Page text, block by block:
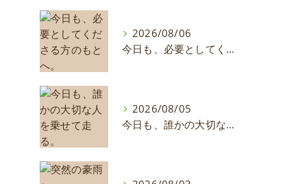
2026/08/06
今日も、必要としてくださる方のもとへ。
2026/08/05
今日も、誰かの大切な人を乗せて走る。